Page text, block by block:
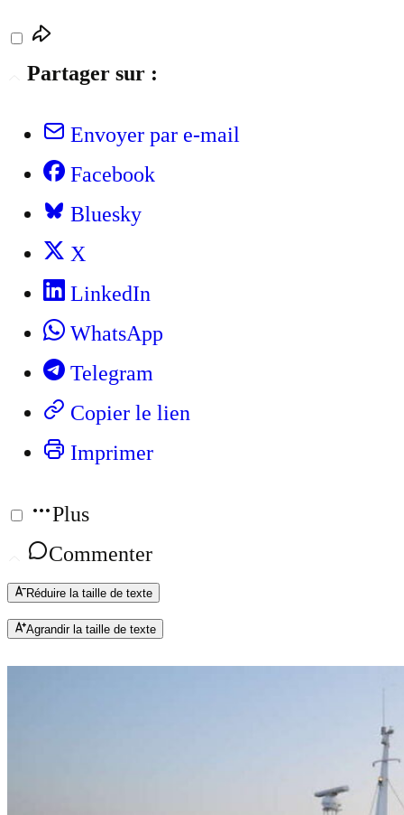
Partager sur :
Envoyer par e-mail
Facebook
Bluesky
X
LinkedIn
WhatsApp
Telegram
Copier le lien
Imprimer
Plus
Commenter
Réduire la taille de texte
Agrandir la taille de texte